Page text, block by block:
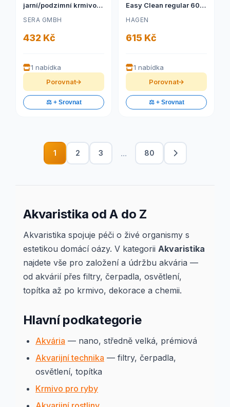
jarní/podzimní krmivo
SERA GMBH
432 Kč
1 nabídka
Porovnat
⚖️ + Srovnat
Easy Clean regular 60
HAGEN
615 Kč
1 nabídka
Porovnat
⚖️ + Srovnat
1 2 3 ... 80
Akvaristika od A do Z
Akvaristika spojuje péči o živé organismy s
estetikou domácí oázy. V kategorii Akvaristika
najdete vše pro založení a údržbu akvária —
od akvárií přes filtry, čerpadla, osvětlení,
topítka až po krmivo, dekorace a chemii.
Hlavní podkategorie
Akvária — nano, středně velká, prémiová
Akvarijní technika — filtry, čerpadla,
osvětlení, topítka
Krmivo pro ryby